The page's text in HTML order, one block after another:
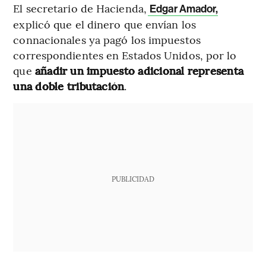
El secretario de Hacienda, Edgar Amador,
explicó que el dinero que envían los
connacionales ya pagó los impuestos
correspondientes en Estados Unidos, por lo
que añadir un impuesto adicional representa
una doble tributación.
PUBLICIDAD